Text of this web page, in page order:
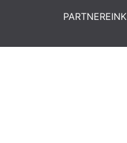
PARTNEREINK